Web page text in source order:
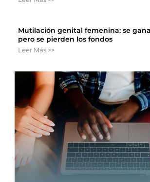
Mutilación genital femenina: se
pero se pierden los fondos
Leer Más >>